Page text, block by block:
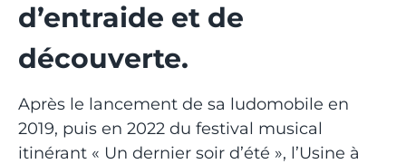
d’entraide et de
découverte.
Après le lancement de sa ludomobile en
2019, puis en 2022 du festival musical
itinérant « Un dernier soir d’été », l’Usine à